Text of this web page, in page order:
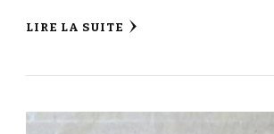
LIRE LA SUITE